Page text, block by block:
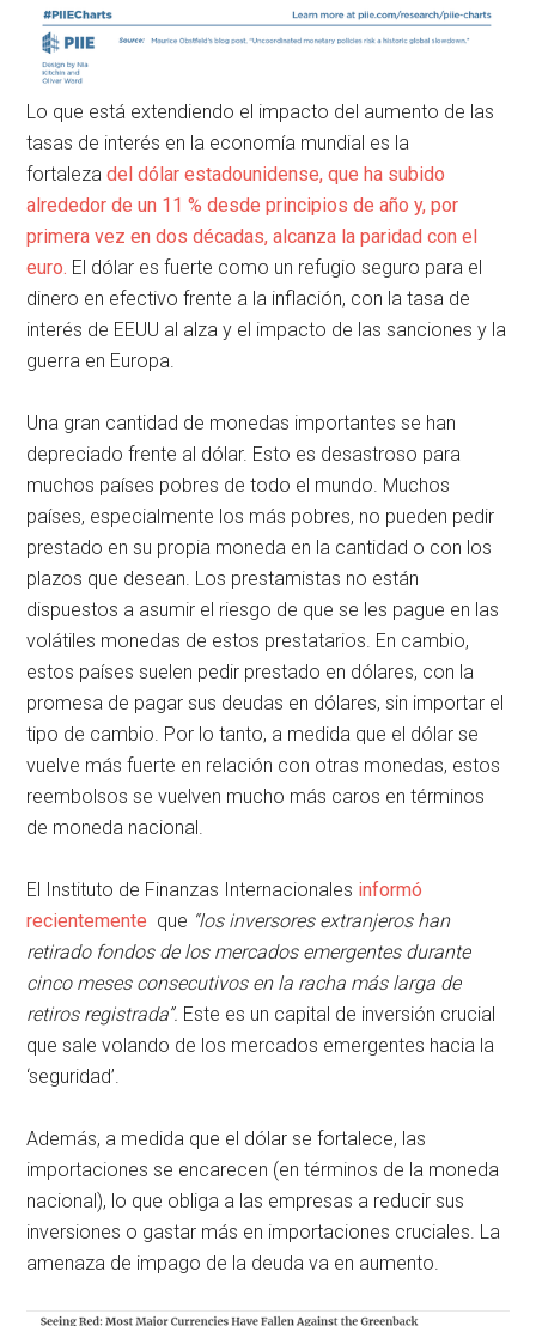
Lo que está extendiendo el impacto del aumento de las
tasas de interés en la economía mundial es la
fortalezadel dólar estadounidense, que ha subido
alrededor de un 11 % desde principios de año y, por
primera vez en dos décadas, alcanza la paridad con el
euro. El dólar es fuerte como un refugio seguro para el
dinero en efectivo frente a la inflación, con la tasa de
interés de EEUU al alza y el impacto de las sanciones y la
guerra en Europa.
Una gran cantidad de monedas importantes se han
depreciado frente al dólar. Esto es desastroso para
muchos países pobres de todo el mundo. Muchos
países, especialmente los más pobres, no pueden pedir
prestado en su propia moneda en la cantidad o con los
plazos que desean. Los prestamistas no están
dispuestos a asumir el riesgo de que se les pague en las
volátiles monedas de estos prestatarios. En cambio,
estos países suelen pedir prestado en dólares, con la
promesa de pagar sus deudas en dólares, sin importar el
tipo de cambio. Por lo tanto, a medida que el dólar se
vuelve más fuerte en relación con otras monedas, estos
reembolsos se vuelven mucho más caros en términos
de moneda nacional.
El Instituto de Finanzas Internacionales informó
recientemente que “los inversores extranjeros han
retirado fondos de los mercados emergentes durante
cinco meses consecutivos en la racha más larga de
retiros registrada”. Este es un capital de inversión crucial
que sale volando de los mercados emergentes hacia la
‘seguridad’.
Además, a medida que el dólar se fortalece, las
importaciones se encarecen (en términos de la moneda
nacional), lo que obliga a las empresas a reducir sus
inversiones o gastar más en importaciones cruciales. La
amenaza de impago de la deuda va en aumento.